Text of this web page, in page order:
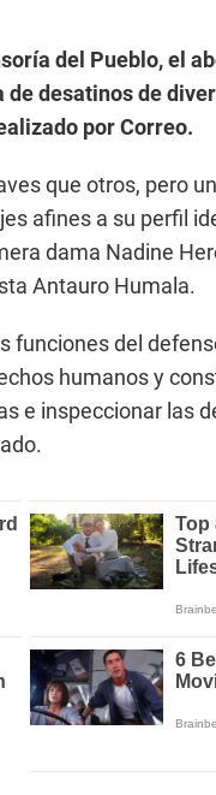
del Pueblo, el
desatinos de
por Correo.
que otros, pero
afines a su perfil
dama Nadine
Antauro Humala.
funciones del
humanos y
e inspeccionar las